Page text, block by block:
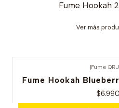
Fume Hookah
Ver más
|Fume
Fume Hookah
$6.990